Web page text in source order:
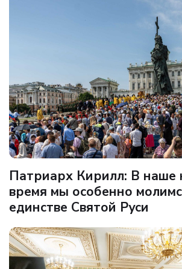
Патриарх Кирилл: В наше
время мы особенно
единстве Святой Руси